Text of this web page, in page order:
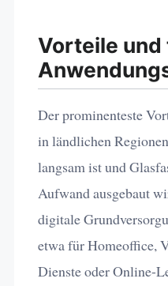
Vorteile
Der prominenteste
in ländlichen
langsam ist und
Aufwand ausgebaut
digitale
etwa für Homeoffice,
Dienste oder Online-